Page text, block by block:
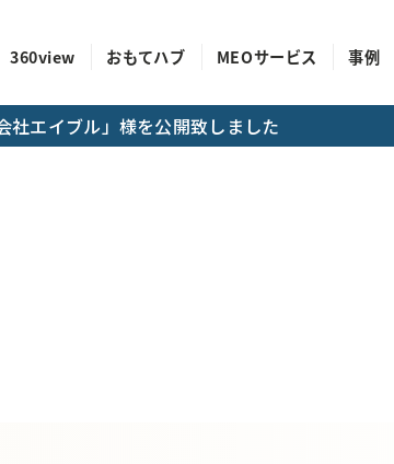
360view おもてハブ MEOサービス 事例
エイブル」様を公開致しました